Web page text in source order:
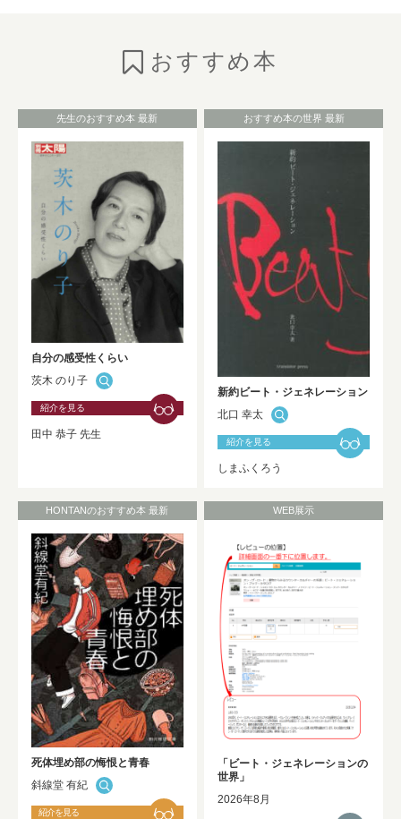
お知らせ
（No.325★2026 Summer）
NEW!
2026年7月1日 お知らせ
HONTAN黒板展示が更新されました！！
NEW!
2026年7月1日 お知らせ
Westlaw Japan 判例・法令関係データベ
ーストライアルのお知らせ（9/30まで）
2026年6月30日
2025年度 修士論文及び卒業論文の利用
開始について
おすすめ本
先生のおすすめ本 最新
自分の感受性くらい
茨木 のり子
紹介を見る
田中 恭子 先生
おすすめ本の世界 最新
新約ビート・ジェネレーション
北口 幸太
紹介を見る
しまふくろう
HONTANのおすすめ本 最新
死体埋め部の悔恨と青春
斜線堂 有紀
紹介を見る
WEB展示
「ビート・ジェネレーションの
世界」
2026年8月